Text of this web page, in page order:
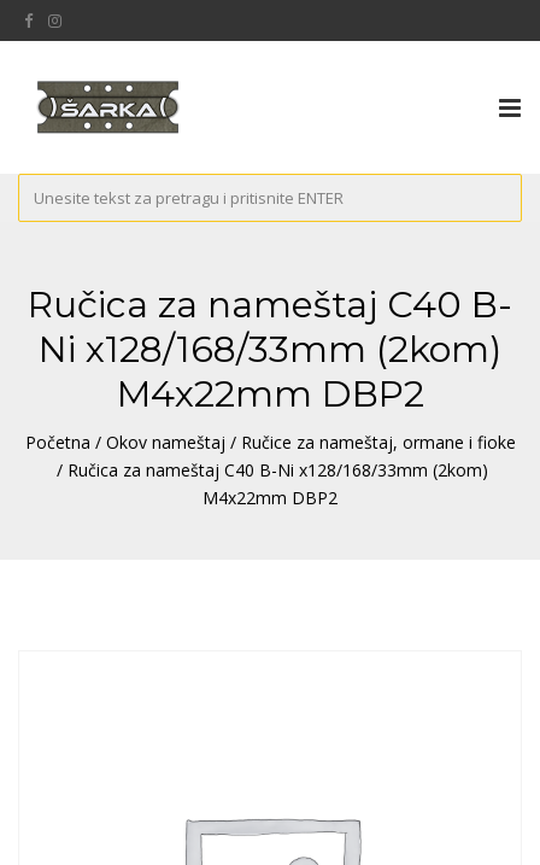
Ručica za nameštaj C40 B-
Ni x128/168/33mm (2kom)
M4x22mm DBP2
Početna / Okov nameštaj / Ručice za nameštaj, ormane i fioke
/ Ručica za nameštaj C40 B-Ni x128/168/33mm (2kom)
M4x22mm DBP2